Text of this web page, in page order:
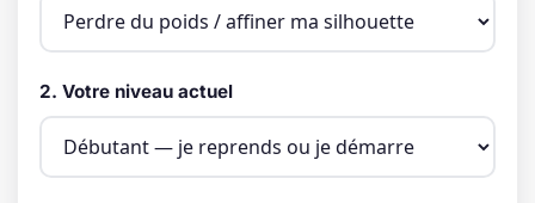
2. Votre niveau actuel